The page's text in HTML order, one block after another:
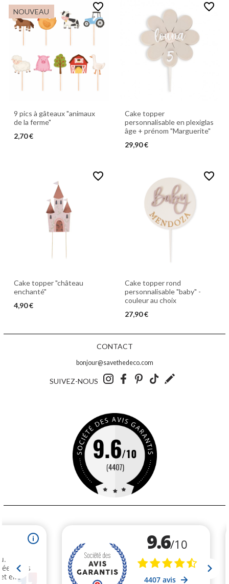
NOUVEAU favorite_border
9 pics à gâteaux "animaux
de la ferme"
2,70 €
favorite_border
Cake topper
personnalisable en plexiglas
âge + prénom "Marguerite"
29,90 €
favorite_border
Cake topper "château
enchanté"
4,90 €
favorite_border
Cake topper rond
personnalisable "baby" -
couleur au choix
27,90 €
CONTACT
bonjour@savethedeco.com
SUIVEZ-NOUS